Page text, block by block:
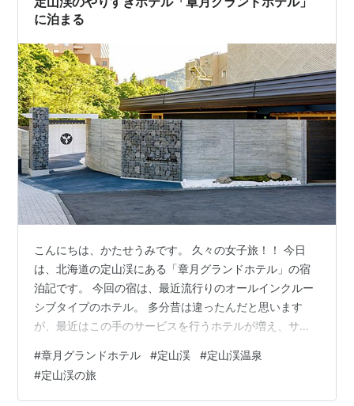
に泊まる
こんにちは、かたせうみです。 久々の女子旅！！ 今日
は、北海道の定山渓にある「章月グランドホテル」の宿
泊記です。 今回の宿は、最近流行りのオールインクルー
シブタイプのホテル。 多分昔は違ったんだと思います
が、最近はこの手のサービスを行うホテルが増え、サー
インクルーシブって、バブルの頃にもちょっと流行った
のよねw。 その分、お値段に上乗せされてるんです
が・・・。 しかし、女子旅だから、今日の費用は自分一
#章月グランドホテル #定山渓 #定山渓温泉
#定山渓の旅